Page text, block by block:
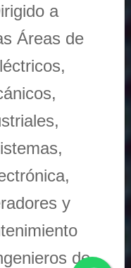
a
Áreas de
y
de